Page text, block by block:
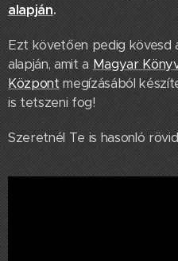
alapján.
Ezt követően pedig kövesd
alapján, amit a Magyar
Központmegízásából
is tetszeni fog!
Szeretnél Te is hasonló